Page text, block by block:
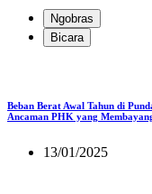
Ngobras
Bicara
Beban Berat Awal Tahun di
Ancaman PHK yang
13/01/2025